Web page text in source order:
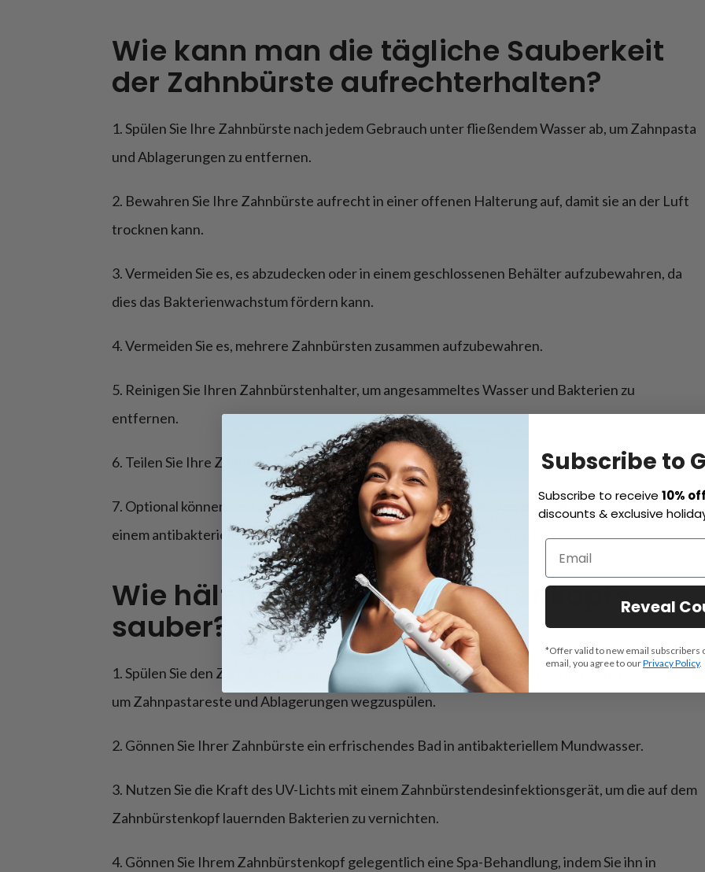
Wie kann man die tägliche Sauberkeit
der Zahnbürste aufrechterhalten?
1. Spülen Sie Ihre Zahnbürste nach jedem Gebrauch unter fließendem Wasser ab, um Zahnpasta
und Ablagerungen zu entfernen.
2. Bewahren Sie Ihre Zahnbürste aufrecht in einer offenen Halterung auf, damit sie an der Luft
trocknen kann.
3. Vermeiden Sie es, es abzudecken oder in einem geschlossenen Behälter aufzubewahren, da
dies das Bakterienwachstum fördern kann.
4. Vermeiden Sie es, mehrere Zahnbürsten zusammen aufzubewahren.
5. Reinigen Sie Ihren Zahnbürstenhalter, um angesammeltes Wasser und Bakterien zu
entfernen.
6. Teilen Sie Ihre Zahnbürste nicht mit anderen.
7. Optional können Sie ein Zahnbürstendesinfektionsmittel verwenden oder Ihre Zahnbürste in
einem antibakteriellen Mundwasser einweichen, um Bakterien abzutöten.
Wie hält man die Zahnbürstenköpfe
sauber?
1. Spülen Sie den Zahnbürstenkopf nach jedem Gebrauch kräftig unter fließendem Wasser ab,
um Zahnpastareste und Ablagerungen wegzuspülen.
2. Gönnen Sie Ihrer Zahnbürste ein erfrischendes Bad in antibakteriellem Mundwasser.
3. Nutzen Sie die Kraft des UV-Lichts mit einem Zahnbürstendesinfektionsgerät, um die auf dem
Zahnbürstenkopf lauernden Bakterien zu vernichten.
4. Gönnen Sie Ihrem Zahnbürstenkopf gelegentlich eine Spa-Behandlung, indem Sie ihn in
Subscribe to
Subscribe to receive 10% off
discounts & exclusive
Reveal
*Offer valid to new email subscribers
email, you agree to ourPrivacy Policy.